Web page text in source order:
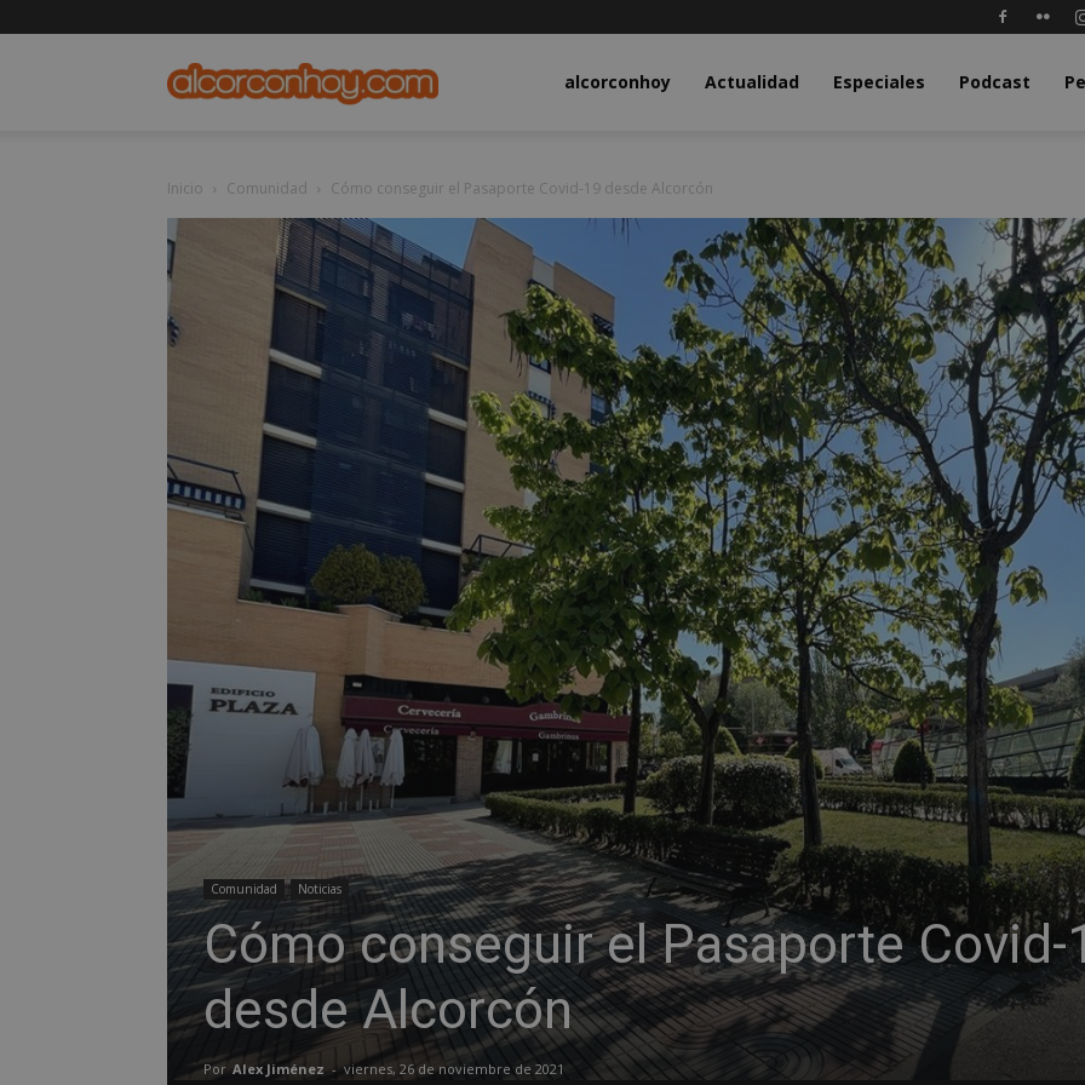
alcorconhoy.comalcorconhoy Actualidad Especiales Podcast
Inicio Comunidad Cómo conseguir el Pasaporte Covid-19 desde Alcorcón
Comunidad Noticias
Cómo conseguir el Pasaporte Covid-
desde Alcorcón
Por Alex Jiménez - viernes, 26 de noviembre de 2021